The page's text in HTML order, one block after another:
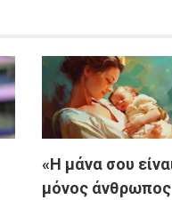
«Η μάνα σου
μόνος άνθρωπος